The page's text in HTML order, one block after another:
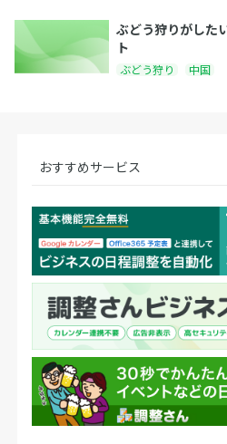
ぶどう狩りがした
ト
ぶどう狩り 中国
おすすめサービス